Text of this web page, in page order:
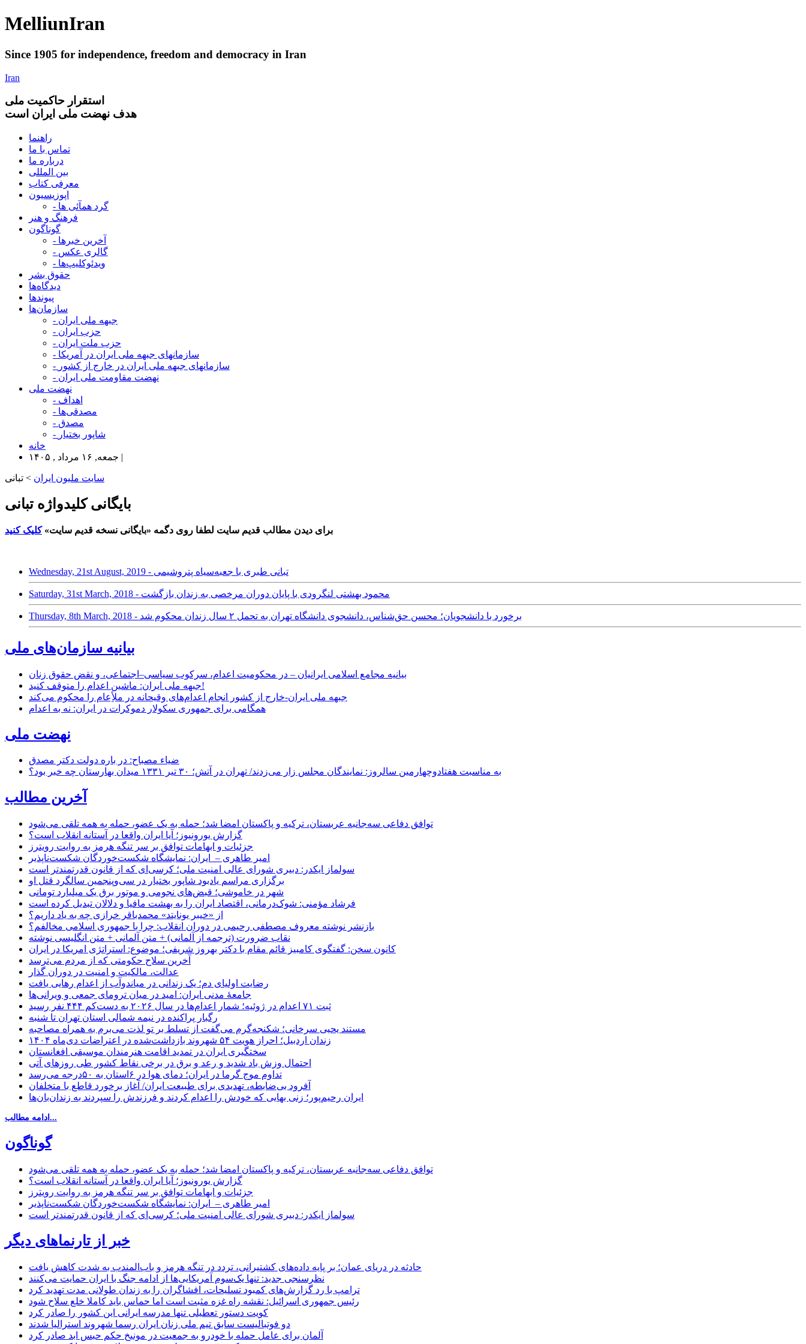
MelliunIran
Since 1905 for independence, freedom and democracy in Iran
Iran
استقرار حاکميت ملی
هدف نهضت ملی ایران است
راهنما
تماس با ما
درباره ما
بین المللی
معرفی کتاب
اپوزیسیون
- گرد همآئی ها
فرهنگ و هنر
گوناگون
- آخرین خبرها
- گالری عکس
- ویدئوکلیپ‌ها
حقوق بشر
دیدگاه‌ها
پیوندها
سازمان‌ها
- جبهه ملی ایران
- حزب ایران
- حزب ملت ایران
- سازمانهای جبهه ملی ایران در آمریکا
- سازمانهای جبهه ملی ایران در خارج از کشور
- نهضت مقاومت ملی ایران
نهضت ملی
- اهداف
- مصدقی‌ها
- مصدق
- شاپور بختیار
خانه
جمعه, ۱۶ مرداد , ۱۴۰۵ |
سایت ملیون ایران > تبانی
بایگانی کلیدواژه تبانی
برای دیدن مطالب قدیم سایت لطفا روی دگمه «بایگانی نسخه قدیم سایت»کلیک کنید
Wednesday, 21st August, 2019 - تبانی طبری با جعبه‌سیاه پتروشیمی
Saturday, 31st March, 2018 - محمود بهشتی لنگرودی با پایان دوران مرخصی به زندان بازگشت
Thursday, 8th March, 2018 - برخورد با دانشجویان؛ محسن حق‌شناس، دانشجوی دانشگاه تهران به تحمل ۲ سال زندان محکوم شد
بیانیه سازمان‌های ملی
بیانیه مجامع اسلامی ایرانیان – در محکومیت اعدام، سرکوب سیاسی–اجتماعی، و نقض حقوق زنان
جبهه ملی ایران: ماشین اعدام را متوقف کنید!
جبهه ملی ایران-خارج از کشور انجام اعدام‌های وقیحانه در ملأِعام را محکوم می‌کند
همگامی برای جمهوری سکولار دموکرات در ایران: نه به اعدام
نهضت ملی
ضیاء مصباح: در باره دولت دکتر مصدق
به مناسبت هفتادوچهارمین سالروز: نمایندگان مجلس زار می‌زدند/ تهران در آتش؛ ۳۰ تیر ۱۳۳۱ میدان بهارستان چه خبر بود؟
آخرین مطالب
توافق دفاعی سه‌جانبه عربستان، ترکیه و پاکستان امضا شد؛ حمله به یک عضو، حمله به همه تلقی می‌شود
گزارش یورونیوز؛ آیا ایران واقعا در آستانه انقلاب است؟
جزئیات و ابهامات توافق بر سر تنگه هرمز به روایت رویترز
امیر طاهری – ایران: نمایشگاه شکست‌خوردگان شکست‌ناپذیر
سولماز ایکدر: دبیری شورای عالی امنیت ملی؛ کرسی‌ای که از قانون قدرتمندتر است
برگزاری مراسم یادبود شاپور بختیار در سی‌وپنجمین سالگرد قتل او
شهر در خاموشی؛ قبض‌های نجومی و موتور برق یک میلیارد تومانی
فرشاد مؤمنی: شوک‌درمانی، اقتصاد ایران را به بهشت مافیا و دلالان تبدیل کرده است
از «خیبر یونایتد» محمدباقر خرازی چه به یاد داریم؟
بازنشر نوشته معروف مصطفی رحیمی در دوران انقلاب: چرا با جمهوری اسلامی مخالفم؟
نقاب ضرورت (ترجمه از آلمانی) + متن آلمانی + متن انگلیسی نوشته
کانون سخن: گفتگوی کامبیز قائم مقام با دکتر بهروز شریفی؛ موضوع: استراتژی امریکا در ایران
آخرین سلاح حکومتی که از مردم می‌ترسد
عدالت، مالکیت و امنیت در دوران گذار
رضایت اولیای دم؛ یک زندانی در میاندوآب از اعدام رهایی یافت
جامعهٔ مدنی ایران: امید در میان ترومای جمعی و ویرانی‌ها
ثبت ۷۱ اعدام در ژوئیه؛ شمار اعدام‌ها در سال ۲۰۲۶ به دست‌کم ۴۴۴ نفر رسید
رگبار پراکنده در نیمه شمالی استان تهران تا شنبه
مستند یحیی سرخانی؛ شکنجه‌گرم می‌گفت از تسلط بر تو لذت می‌برم به همراه مصاحبه
زندان اردبیل؛ احراز هویت ۵۴ شهروند بازداشت‌شده در اعتراضات دی‌ماه ۱۴۰۴
سختگیری ایران در تمدید اقامت هنرمندان موسیقی افغانستان
احتمال وزش باد شدید و رعد و برق در برخی نقاط کشور طی روزهای آتی
تداوم موج گرما در ایران؛ دمای هوا در ۶استان به ۵۰درجه می‌رسد
آفرود بی‌ضابطه، تهدیدی برای طبیعت ایران/ آغاز برخورد قاطع با متخلفان
ایران رحیم‌پور؛ زنی بهایی که خودش را اعدام کردند و فرزندش را سپردند به زندان‌بان‌ها
ادامه مطالب...
گوناگون
توافق دفاعی سه‌جانبه عربستان، ترکیه و پاکستان امضا شد؛ حمله به یک عضو، حمله به همه تلقی می‌شود
گزارش یورونیوز؛ آیا ایران واقعا در آستانه انقلاب است؟
جزئیات و ابهامات توافق بر سر تنگه هرمز به روایت رویترز
امیر طاهری – ایران: نمایشگاه شکست‌خوردگان شکست‌ناپذیر
سولماز ایکدر: دبیری شورای عالی امنیت ملی؛ کرسی‌ای که از قانون قدرتمندتر است
خبر از تارنماهای دیگر
حادثه در دریای عمان؛ بر پایه داده‌های کشتیرانی، تردد در تنگه هرمز و باب‌المندب به شدت کاهش یافت
نظرسنجی جدید: تنها یک‌سوم آمریکایی‌ها از ادامه جنگ با ایران حمایت می‌کنند
ترامپ با رد گزارش‌های کمبود تسلیحات، افشاگران را به زندان طولانی مدت تهدید کرد
رئیس‌ جمهوری اسرائیل: نقشه راه غزه مثبت است اما حماس باید کاملا خلع سلاح شود
کویت دستور تعطیلی تنها مدرسه ایرانی این کشور را صادر کرد
دو فوتبالیست سابق تیم ملی زنان ایران رسما شهروند استرالیا شدند
آلمان برای عامل حمله با خودرو به جمعیت در مونیخ حکم حبس ابد صادر کرد